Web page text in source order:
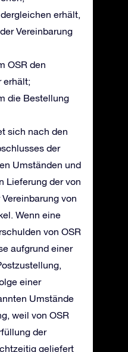
erhält,
Vereinbarung
OSR den
erhält;
die Bestellung
sich nach den
der
Umständen und
Lieferung der von
von
Wenn eine
von OSR
aufgrund einer
einer
Umstände
weil von OSR
der
geliefert